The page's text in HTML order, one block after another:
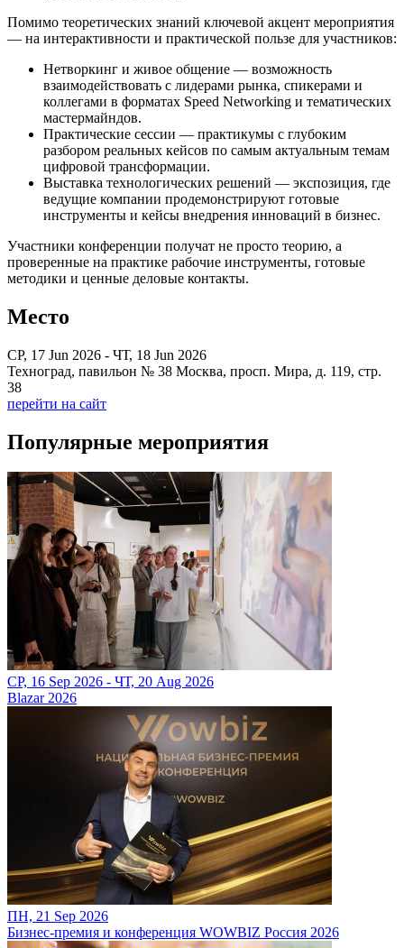
Помимо теоретических знаний ключевой акцент мероприятия
— на интерактивности и практической пользе для участников:
Нетворкинг и живое общение — возможность
взаимодействовать с лидерами рынка, спикерами и
коллегами в форматах Speed Networking и тематических
мастермайндов.
Практические сессии — практикумы с глубоким
разбором реальных кейсов по самым актуальным темам
цифровой трансформации.
Выставка технологических решений — экспозиция, где
ведущие компании продемонстрируют готовые
инструменты и кейсы внедрения инноваций в бизнес.
Участники конференции получат не просто теорию, а
проверенные на практике рабочие инструменты, готовые
методики и ценные деловые контакты.
Место
СР, 17 Jun 2026 - ЧТ, 18 Jun 2026
Техноград, павильон № 38 Москва, просп. Мира, д. 119, стр.
38
перейти на сайт
Популярные мероприятия
СР, 16 Sep 2026 - ЧТ, 20 Aug 2026
Blazar 2026
ПН, 21 Sep 2026
Бизнес-премия и конференция WOWBIZ Россия 2026